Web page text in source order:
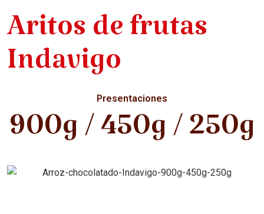
Aritos de frutas
Indavigo
Presentaciones
900g / 450g / 250g